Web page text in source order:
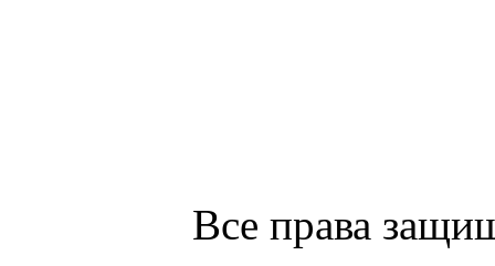
Все права